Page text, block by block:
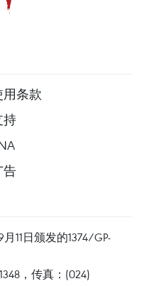
用条款
持
告
11日颁发的1374/GP-
，传真：(024)